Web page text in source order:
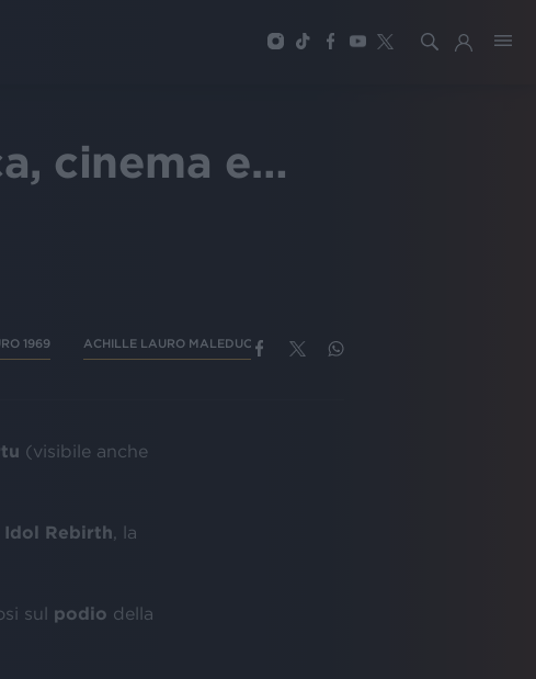
cinema e…
1969 ACHILLE LAURO MALEDUCATA
(visibile anche
Idol Rebirth , la
sul podio della